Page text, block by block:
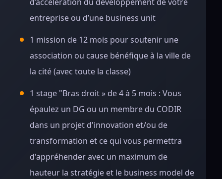
entreprise ou d’une business unit
1 mission de 12 mois pour soutenir une
association ou cause bénéfique à la ville de
la cité (avec toute la classe)
1 stage "Bras droit » de 4 à 5 mois : Vous
épaulez un DG ou un membre du CODIR
dans un projet d'innovation et/ou de
transformation et ce qui vous permettra
d'appréhender avec un maximum de
hauteur la stratégie et le business model de